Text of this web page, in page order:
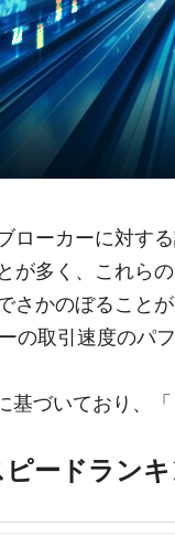
ローカーに対す
が多く、これら
さかのぼること
の取引速度のパ
基づいており、
ピードラン